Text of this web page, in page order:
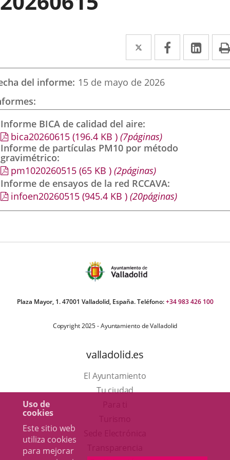
Uso de
cookies
Este sitio web
utiliza cookies
para mejorar
Twitter
Enlace
a
una
externa.
Facebook
Enlace
a
externa.
a
del informe 15 de mayo de 2026
Informe BICA de calidad del aire
bica20260615 (196.4 KB ) (7páginas)
Informe de partículas PM10 por método
gravimétrico
pm1020260515 (65 KB ) (2páginas)
Informe de ensayos de la red RCCAVA
infoen20260515 (945.4 KB ) (20páginas)
Plaza Mayor, 1. 47001 Valladolid, España. Teléfono:+34 983 426 100
Copyright 2025 - Ayuntamiento de Valladolid
valladolid.es
El Ayuntamiento
Tu ciudad